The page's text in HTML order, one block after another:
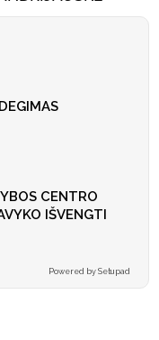
CENTRO
IŠVENGTI
Powered by Setupad